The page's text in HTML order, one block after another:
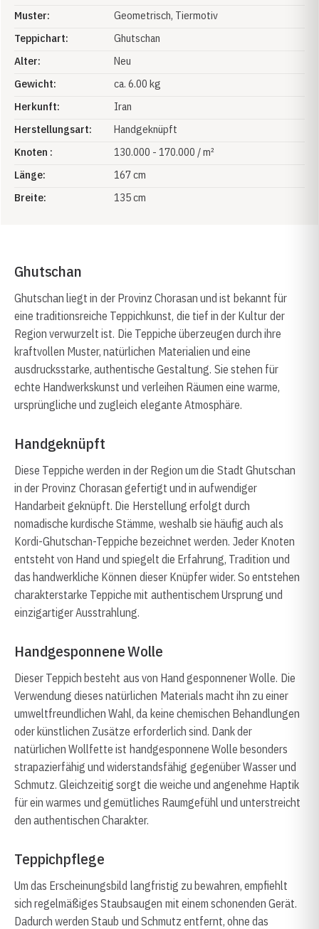
Muster:
Geometrisch, Tiermotiv
Teppichart:
Ghutschan
Alter:
Neu
Gewicht:
ca. 6.00 kg
Herkunft:
Iran
Herstellungsart:
Handgeknüpft
Knoten :
130.000 - 170.000 / m²
Länge:
167 cm
Breite:
135 cm
Ghutschan
Ghutschan liegt in der Provinz Chorasan und ist bekannt für
eine traditionsreiche Teppichkunst, die tief in der Kultur der
Region verwurzelt ist. Die Teppiche überzeugen durch ihre
kraftvollen Muster, natürlichen Materialien und eine
ausdrucksstarke, authentische Gestaltung. Sie stehen für
echte Handwerkskunst und verleihen Räumen eine warme,
ursprüngliche und zugleich elegante Atmosphäre.
Handgeknüpft
Diese Teppiche werden in der Region um die Stadt Ghutschan
in der Provinz Chorasan gefertigt und in aufwendiger
Handarbeit geknüpft. Die Herstellung erfolgt durch
nomadische kurdische Stämme, weshalb sie häufig auch als
Kordi-Ghutschan-Teppiche bezeichnet werden. Jeder Knoten
entsteht von Hand und spiegelt die Erfahrung, Tradition und
das handwerkliche Können dieser Knüpfer wider. So entstehen
charakterstarke Teppiche mit authentischem Ursprung und
einzigartiger Ausstrahlung.
Handgesponnene Wolle
Dieser Teppich besteht aus von Hand gesponnener Wolle. Die
Verwendung dieses natürlichen Materials macht ihn zu einer
umweltfreundlichen Wahl, da keine chemischen Behandlungen
oder künstlichen Zusätze erforderlich sind. Dank der
natürlichen Wollfette ist handgesponnene Wolle besonders
strapazierfähig und widerstandsfähig gegenüber Wasser und
Schmutz. Gleichzeitig sorgt die weiche und angenehme Haptik
für ein warmes und gemütliches Raumgefühl und unterstreicht
den authentischen Charakter.
Teppichpflege
Um das Erscheinungsbild langfristig zu bewahren, empfiehlt
sich regelmäßiges Staubsaugen mit einem schonenden Gerät.
Dadurch werden Staub und Schmutz entfernt, ohne das